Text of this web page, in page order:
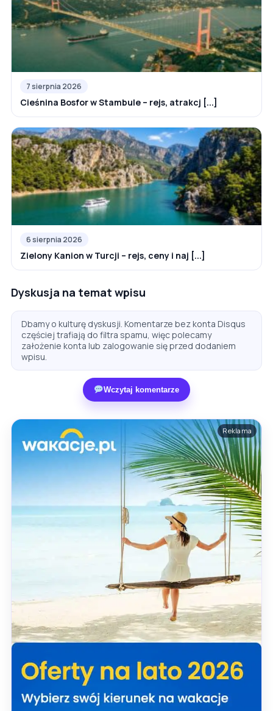
7 sierpnia 2026
Cieśnina Bosfor w Stambule – rejs, atrakcj [...]
6 sierpnia 2026
Zielony Kanion w Turcji – rejs, ceny i naj [...]
Dyskusja na temat wpisu
Dbamy o kulturę dyskusji. Komentarze bez konta Disqus
częściej trafiają do filtra spamu, więc polecamy
założenie konta lub zalogowanie się przed dodaniem
wpisu.
Wczytaj komentarze
Reklama